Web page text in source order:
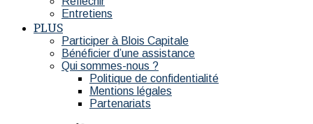
Entretiens
PLUS
Participer à Blois Capitale
Bénéficier d’une assistance
Qui sommes-nous ?
Politique de confidentialité
Mentions légales
Partenariats